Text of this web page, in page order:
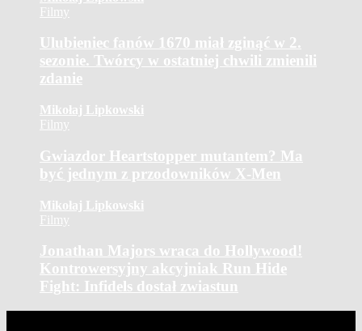
Filmy
Ulubieniec fanów 1670 miał zginąć w 2.
sezonie. Twórcy w ostatniej chwili zmienili
zdanie
Mikołaj Lipkowski
Filmy
Gwiazdor Heartstopper mutantem? Ma
być jednym z przodowników X-Men
Mikołaj Lipkowski
Filmy
Jonathan Majors wraca do Hollywood!
Kontrowersyjny akcyjniak Run Hide
Fight: Infidels dostał zwiastun